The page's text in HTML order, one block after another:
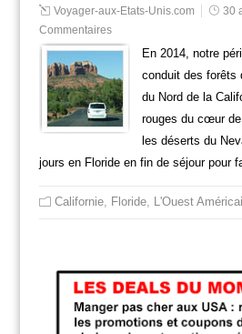
Voyager-aux-Etats-Unis.com 30
Commentaires
En 2014, notre
conduit des forêts
du Nord de la
rouges du cœur de
les déserts du
jours en Floride en fin de séjour pour
Californie, Floride, L'Ouest